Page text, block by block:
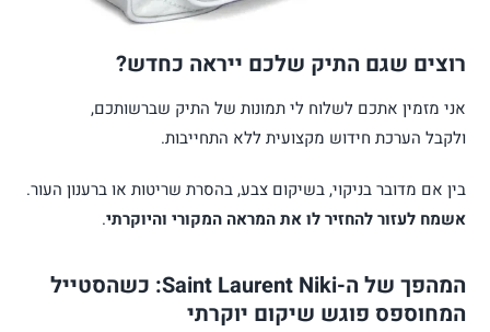
רוצים שגם התיק שלכם ייראה כחדש?
אני מזמין אתכם לשלוח לי תמונות של התיק שברשותכם,
ולקבל הערכת חידוש מקצועית ללא התחייבות.
בין אם מדובר בניקוי, בשיקום צבע, בהסרת שריטות או ברענון העור.
אשמח לעזור להחזיר לו את המראה המקורי והיוקרתי.
המהפך של ה-Saint Laurent Niki: כשהסטייל
המחוספס פוגש שיקום יוקרתי